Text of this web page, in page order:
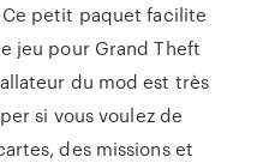
Ce petit paquet facilite
jeu pour Grand Theft
du mod est très
si vous voulez de
des missions et